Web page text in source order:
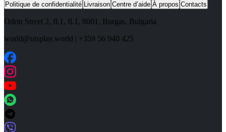
Politique de confidentialité Livraison Centre d’aide À propos Contacts
Odrin Street 2, fl.1 , fl.1, 8001 , Burgas, Bulgaria
world@utsplay.world | +359 56 940 425